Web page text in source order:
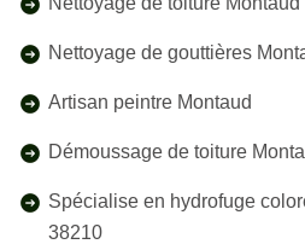
Nettoyage de gouttières
Artisan peintre Montaud
Démoussage de toiture
Spécialise en hydrofuge
38210